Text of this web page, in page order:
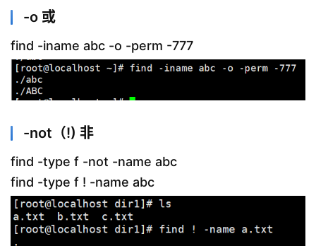
-o 或
find -iname abc -o -perm -777
-not（!) 非
find -type f -not -name abc
find -type f ! -name abc